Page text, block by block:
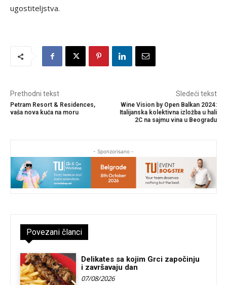
ugostiteljstva.
Prethodni tekst
Petram Resort & Residences,
vaša nova kuća na moru
Sledeći tekst
Wine Vision by Open Balkan 2024:
Italijanska kolektivna izložba u hali
2C na sajmu vina u Beogradu
- Sponzorisano -
Povezani članci
Delikates sa kojim Grci započinju
i završavaju dan
07/08/2026